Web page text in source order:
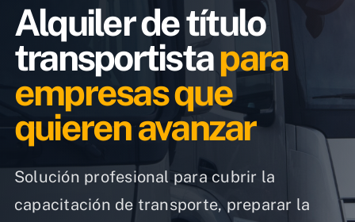
Noticias
Contacto
Alquiler de título
transportistapara
empresas que
quieren avanzar
Solución profesional para cubrir la
capacitación de transporte, preparar la